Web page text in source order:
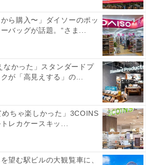
から購入〜」ダイソーのポッ
バッグが話題。“さま...
なかった」スタンダードプ
が「高見えする」の...
めちゃ楽しかった」3COINS
レカケースキッ...
望む駅ビルの大観覧車に、